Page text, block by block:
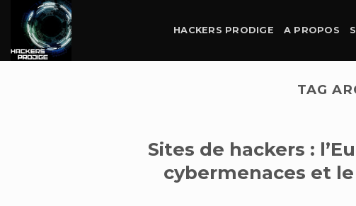
content
HACKERS PRODIGE A PROPOS
TAG
Sites de hackers :
cybermenaces et